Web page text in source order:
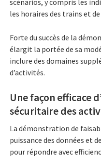
scénarios, y compris les
les horaires des trains et
Forte du succès de la
élargit la portée de sa
inclure des domaines
d’activités.
Une façon efficace
sécuritaire des
La démonstration de
puissance des données et
pour répondre avec